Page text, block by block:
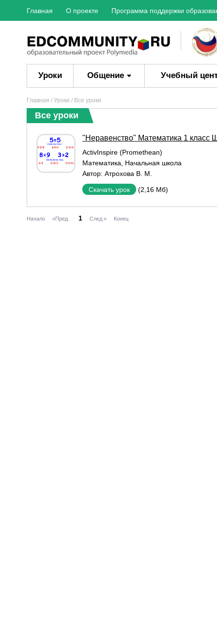
Главная О проекте Программа поддержки
Уроки Общение Учебный
Главная / Уроки / Все уроки
Все уроки
"Неравенство" Математика 1 класс
ActivInspire (Promethean)
Математика
Начальная школа
Автор: Атрохова В. М.
Скачать урок (2,16 Мб)
Начало «Пред. 1 След.» Конец